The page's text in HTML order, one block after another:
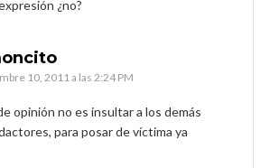
¿no?
10, 2011 a las 2:24 PM
opinión no es insultar a los demás
para posar de víctima ya